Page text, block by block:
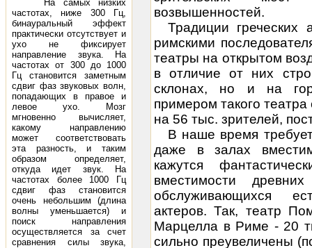
На самых низких
частотах, ниже 300 Гц,
бинауральный эффект
практически отсутствует и
ухо не фиксирует
направление звука. На
частотах от 300 до 1000
Гц становится заметным
сдвиг фаз звуковых волн,
попадающих в правое и
левое ухо. Мозг
мгновенно вычисляет,
какому направлению
может соответствовать
эта разность, и таким
образом определяет,
откуда идет звук. На
частотах более 1000 Гц
сдвиг фаз становится
очень небольшим (длина
волны уменьшается) и
поиск направления
осуществляется за счет
сравнения силы звука,
возвышенностей.
Традиции греческих
римскими
театры на открытом
в отличие от них
склонах, но и на
примером такого
на 56 тыс. зрителей,
В наше время
даже в залах
кажутся
вместимости
обслуживающихся
актеров. Так, театр
Марцелла в Риме - 20
сильно преувеличены